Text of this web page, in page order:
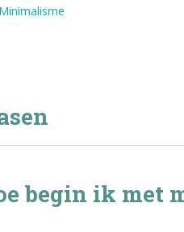
begin ik met